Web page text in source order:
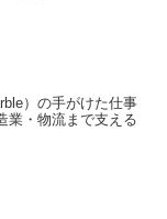
）の手がけた仕事
業・物流まで支える